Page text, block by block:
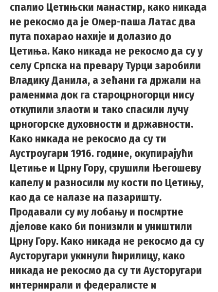
спалио Цетињски манастир, како никада
не рекосмо да је Омер-паша Латас два
пута похарао нахије и долазио до
Цетиња. Како никада не рекосмо да су у
селу Српска на превару Турци заробили
Владику Данила, а зећани га држали на
раменима док га староцрногорци нису
откупили злаотм и тако спасили лучу
црногорске духовности и државности.
Како никада не рекосмо да су ти
Аустроугари 1916. године, окупирајући
Цетиње и Црну Гору, срушили Његошеву
капелу и разносили му кости по Цетињу,
као да се налазе на пазаришту.
Продавали су му лобању и посмртне
дјелове како би понизили и уништили
Црну Гору. Како никада не рекосмо да су
Аусторугари укинули ћирилицу, како
никада не рекосмо да су ти Аусторугари
интернирали и федералисте и